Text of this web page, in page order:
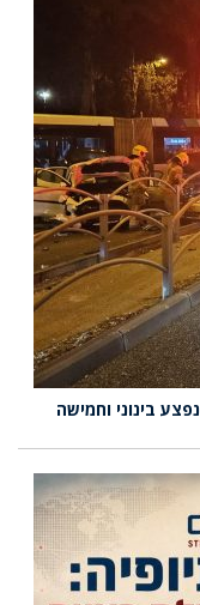
תאונה קשה ברחוב הגיבורים בחיפה: בן 50 נפצע בינוני וחמישה